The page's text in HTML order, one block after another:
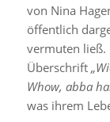
von Nina
öffentlich
vermuten ließ.
Überschrift
Whow, abba
was ihrem